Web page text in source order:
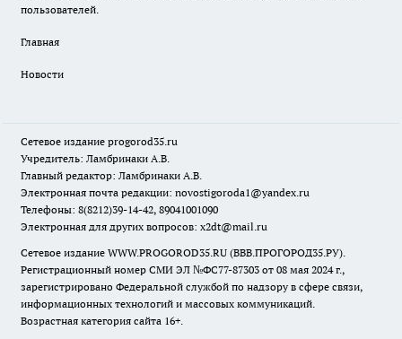
пользователей.
Главная
Новости
Сетевое издание progorod35.ru
Учредитель: Ламбринаки А.В.
Главный редактор: Ламбринаки А.В.
Электронная почта редакции: novostigoroda1@yandex.ru
Телефоны: 8(8212)39-14-42, 89041001090
Электронная для других вопросов: x2dt@mail.ru
Сетевое издание WWW.PROGOROD35.RU (ВВВ.ПРОГОРОД35.РУ).
Регистрационный номер СМИ ЭЛ №ФС77-87303 от 08 мая 2024 г.,
зарегистрировано Федеральной службой по надзору в сфере связи,
информационных технологий и массовых коммуникаций.
Возрастная категория сайта 16+.